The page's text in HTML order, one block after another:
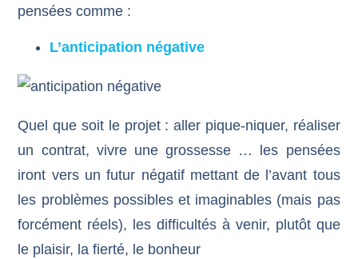
pensées comme :
L’anticipation négative
Quel que soit le projet : aller pique-niquer, réaliser
un contrat, vivre une grossesse … les pensées
iront vers un futur négatif mettant de l’avant tous
les problèmes possibles et imaginables (mais pas
forcément réels), les difficultés à venir, plutôt que
le plaisir, la fierté, le bonheur